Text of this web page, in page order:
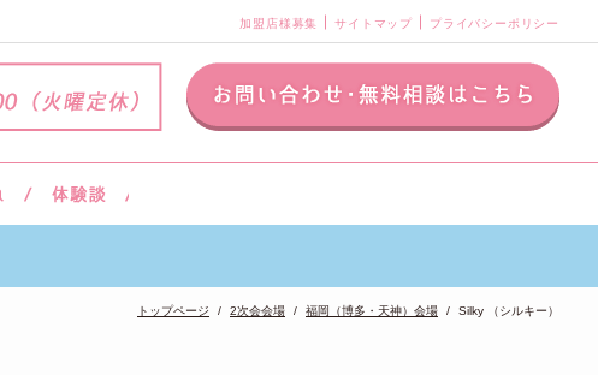
加盟店様募集 サイトマップ プライバシーポリシー
トップページ 2次会会場 福岡（博多・天神）会場 Silky （シルキー）